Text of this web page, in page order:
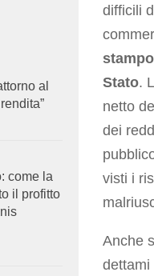
difficili
Stato.
netto
dei
visti i
Anche
dettami
al
come la
il profitto